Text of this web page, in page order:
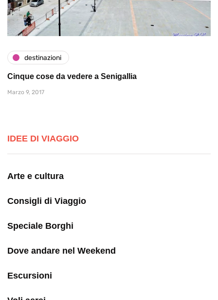
destinazioni
Cinque cose da vedere a Senigallia
Marzo 9, 2017
IDEE DI VIAGGIO
Arte e cultura
Consigli di Viaggio
Speciale Borghi
Dove andare nel Weekend
Escursioni